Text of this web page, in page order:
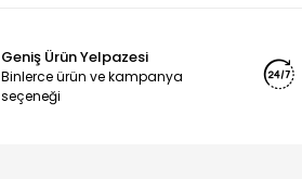
Geniş Ürün Yelpazesi
Binlerce ürün ve kampanya
seçeneği